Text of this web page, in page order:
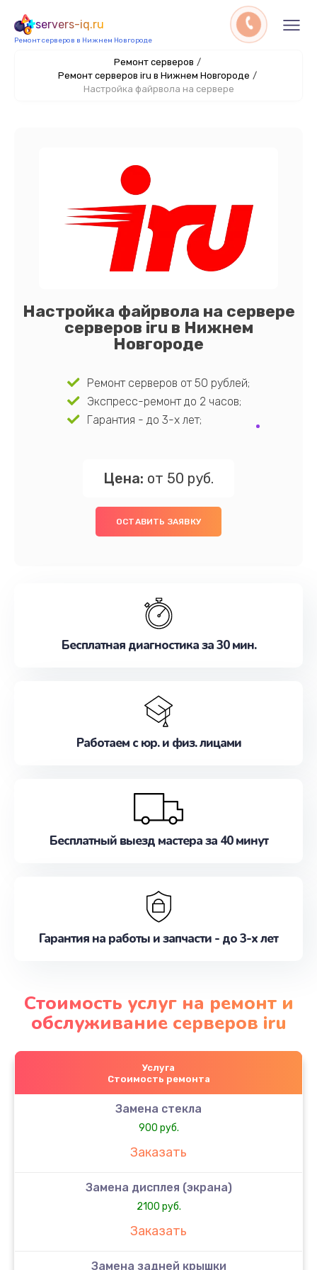
servers-iq.ru
Ремонт серверов в Нижнем Новгороде
Ремонт серверов /
Ремонт серверов iru в Нижнем Новгороде /
Настройка файрвола на сервере
Настройка файрвола на сервере
серверов iru в Нижнем
Новгороде
Ремонт серверов от 50 рублей;
Экспресс-ремонт до 2 часов;
Гарантия - до 3-х лет;
Цена: от 50 руб.
ОСТАВИТЬ ЗАЯВКУ
Бесплатная диагностика за 30 мин.
Работаем с юр. и физ. лицами
Бесплатный выезд мастера за 40 минут
Гарантия на работы и запчасти - до 3-х лет
Стоимость услуг на ремонт и
обслуживание серверов iru
Услуга
Стоимость ремонта
Замена стекла
900 руб.
Заказать
Замена дисплея (экрана)
2100 руб.
Заказать
Замена задней крышки